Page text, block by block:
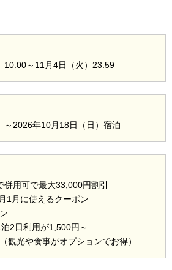
10:00～11月4日（火）23:59
～2026年10月18日（日）宿泊
併用可で最大33,000円割引
1月に使えるクーポン
2日利用が1,500円～
観光や食事がオプションでお得）